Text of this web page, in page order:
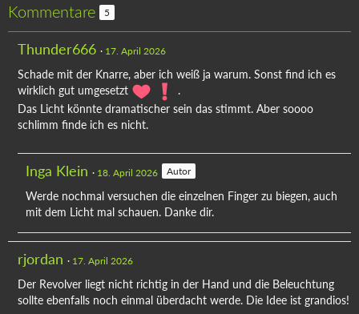
Kommentare 5
Thunder666 17. April 2026
Schade mit der Knarre, aber ich weiß ja warum. Sonst find ich es
wirklich gut umgesetzt
.
Das Licht könnte dramatischer sein das stimmt. Aber soooo
schlimm finde ich es nicht.
Inga Klein 18. April 2026 Autor
Werde nochmal versuchen die einzelnen Finger zu biegen, auch
mit dem Licht mal schauen. Danke dir.
rjordan 17. April 2026
Der Revolver liegt nicht richtig in der Hand und die Beleuchtung
sollte ebenfalls noch einmal überdacht werde. Die Idee ist grandios!